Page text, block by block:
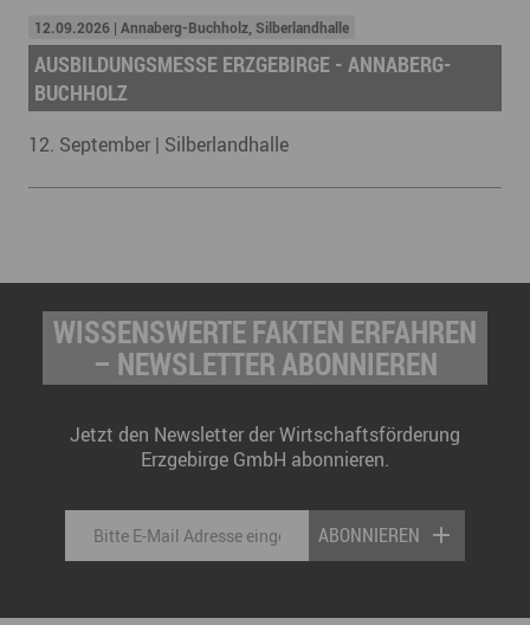
12.09.2026 | Annaberg-Buchholz, Silberlandhalle
AUSBILDUNGSMESSE ERZGEBIRGE - ANNABERG-
BUCHHOLZ
12. September | Silberlandhalle
WISSENSWERTE FAKTEN ERFAHREN
– NEWSLETTER ABONNIEREN
Jetzt den Newsletter der Wirtschaftsförderung
Erzgebirge GmbH abonnieren.
ABONNIEREN